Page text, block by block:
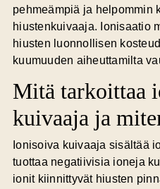
pehmeämpiä ja helpommin
hiustenkuivaaja. Ionisaatio
hiusten luonnollisen
kuumuuden aiheuttamilta
Mitä tarkoittaa
kuivaaja ja
Ionisoiva kuivaaja sisältää
tuottaa negatiivisia ioneja
ionit kiinnittyvät hiusten